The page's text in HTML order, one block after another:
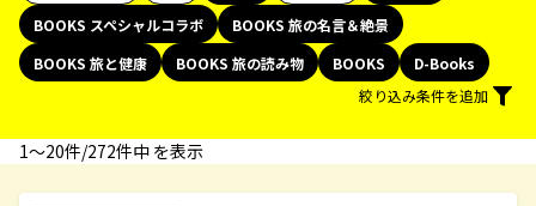
BOOKS スペシャルコラボ
BOOKS 旅の名言＆絶景
BOOKS 旅と健康
BOOKS 旅の読み物 BOOKS
D-Books
絞り込み条件を追加
1〜20件/272件中 を表示